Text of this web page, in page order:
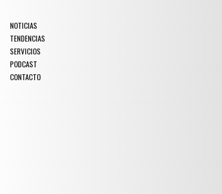
NOTICIAS
TENDENCIAS
SERVICIOS
PODCAST
CONTACTO